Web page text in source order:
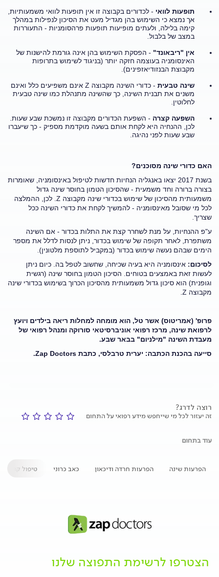
תופעות לוואי - לכדורים בקבוצה זו אין תופעות לוואי משמעותיות,
אך נמצא כי השימוש בהן מגדיל מעט את הסיכון לנפילות במהלך
קימה בלילה, ולעתים מופיעות תופעות פרהסומניות - התעוררות
במצב של בלבול.
אין "ריבאונד" - הפסקת השימוש בהן אינה גורמת להישנות של
האינסומניה בעוצמה חזקה יותר (בניגוד לשימוש בתרופות
מקבוצת הבנזודיאזפינים).
שינה טבעית - כדורי השינה מקבוצה Z אינם משפיעים כלל ואינם
משנים את תבנית השינה, כך שהשינה מתנהלת כמו שינה טבעית
לחלוטין.
השפעה קצרה - השפעת הכדורים מקבוצה זו נמשכת שבע שעות.
לכן, ההנחיה היא לקחת אותם בשעה מוקדמת מספיק - כך שיעברו
שבע שעות לפני נהיגה.
האם כדורי שינה מסוכנים?
בשנת 2017 יצאו באנגליה הנחיות חדשות לטיפול באינסומניה, שאומרות
בצורה ברורה וחד משמעית - שהסיכון הטמון בחוסר שינה גדול
משמעותית מהסיכון של שימוש בכדורי שינה מקבוצה Z. לכן, ההמלצה
לכל מי שסובל מאינסומניה - להמשיך לקחת את כדורי השינה ככל
שצריך.
ע"פ ההנחיות, על מנת לשחרר קצת את התלות בכדור - אם השינה
משתפרת, לאחר תקופה של שימוש בכדור, ניתן לנסות לדלל את מספר
הימים שבהם נעשה שימוש בכדור (במקביל לתוספת מלטונין).
לסיכום: אינסומניה היא בעיה שכיחה, שחשוב לטפל בה. כיום ניתן
לעשות זאת באמצעים בטוחים. הסיכון הטמון בחוסר שינה (רגשית
וגופנית) הוא סיכון גדול משמעותית מהסיכון הכרוך בשימוש בכדורי שינה
מקבוצה Z
.
פרופ' (אמריטוס) אשר טל, הוא מומחה למחלות ריאה בילדים ויועץ
לרפואת שינה, מרכז רפואי אוניברסיטאי סורוקה ומנהל רפואי של
מעבדת השינה "מילניום" בבאר שבע.
סייעה בהכנת הכתבה: יערית טרבלסי, כתבת Zap Doctors
.
רוצה לדרג?
זה יעזור לכל מי שייחפש מידע רפואי על התחום
עוד בתחום
הפרעות שינה הפרעות חרדה ודיכאון כאב כרוני טיפול
הצטרפו לרשימת התפוצה שלנו